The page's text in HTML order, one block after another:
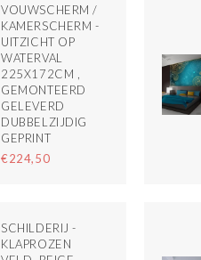
VOUWSCHERM /
KAMERSCHERM -
UITZICHT OP
WATERVAL
225X172CM ,
GEMONTEERD
GELEVERD
DUBBELZIJDIG
GEPRINT
€224,50
SCHILDERIJ -
KLAPROZEN